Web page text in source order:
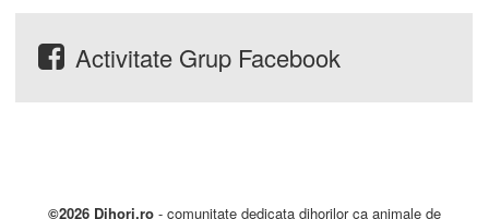
Activitate Grup Facebook
©2026 Dihori.ro - comunitate dedicata dihorilor ca animale de